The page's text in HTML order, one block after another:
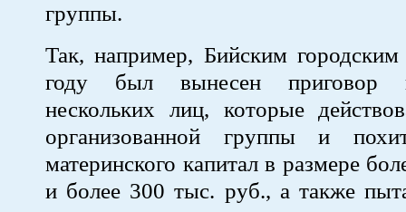
группы.
Так, например, Бийским
году был вынесен приговор
нескольких лиц, которые
организованной группы и
материнского капитал в размере
и более 300 тыс. руб., а также